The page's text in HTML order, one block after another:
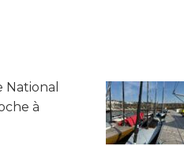
National
à